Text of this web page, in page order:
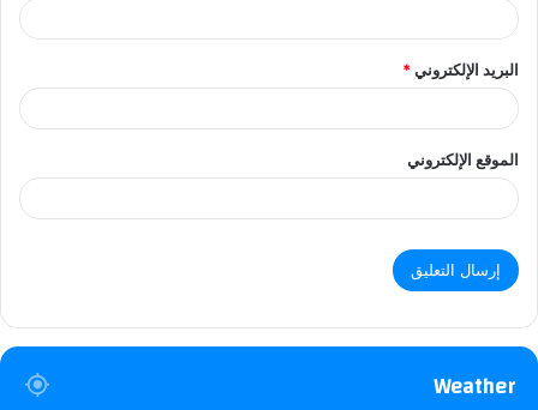
البريد الإلكتروني*
الموقع الإلكتروني
Weather